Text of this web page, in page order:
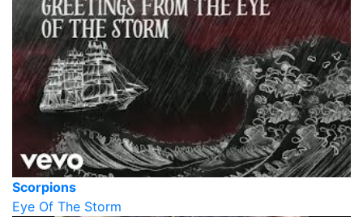
Scorpions
Eye Of The Storm